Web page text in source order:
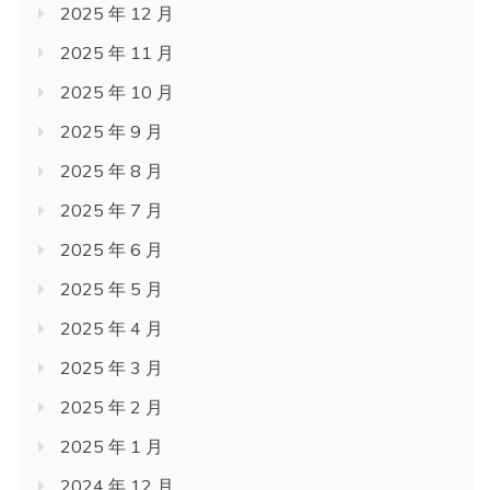
2025 年 12 月
2025 年 11 月
2025 年 10 月
2025 年 9 月
2025 年 8 月
2025 年 7 月
2025 年 6 月
2025 年 5 月
2025 年 4 月
2025 年 3 月
2025 年 2 月
2025 年 1 月
2024 年 12 月